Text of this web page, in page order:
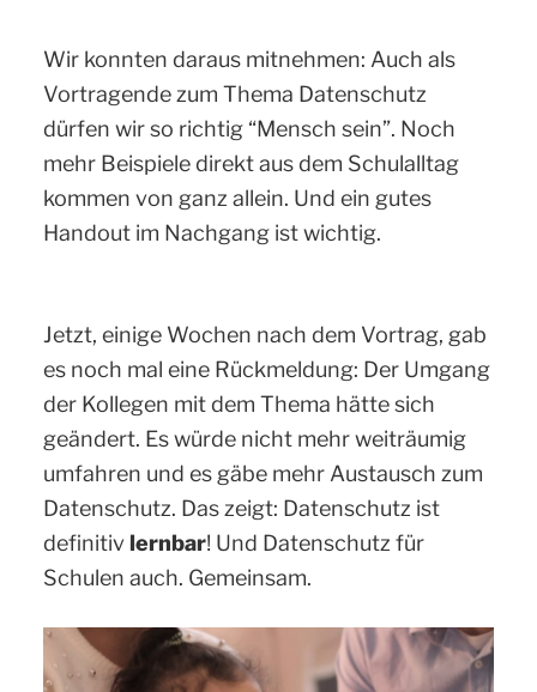
Wir konnten daraus mitnehmen: Auch als
Vortragende zum Thema Datenschutz
dürfen wir so richtig “Mensch sein”. Noch
mehr Beispiele direkt aus dem Schulalltag
kommen von ganz allein. Und ein gutes
Handout im Nachgang ist wichtig.
Jetzt, einige Wochen nach dem Vortrag, gab
es noch mal eine Rückmeldung: Der Umgang
der Kollegen mit dem Thema hätte sich
geändert. Es würde nicht mehr weiträumig
umfahren und es gäbe mehr Austausch zum
Datenschutz. Das zeigt: Datenschutz ist
definitivlernbar! Und Datenschutz für
Schulen auch. Gemeinsam.